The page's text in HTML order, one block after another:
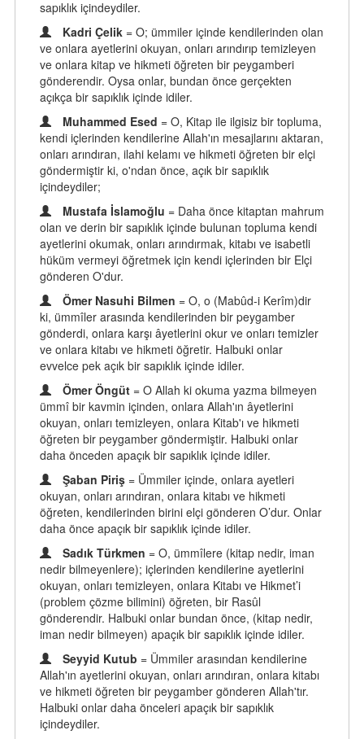
sapıklık içindeydiler.
Kadri Çelik = O; ümmiler içinde kendilerinden olan
ve onlara ayetlerini okuyan, onları arındırıp temizleyen
ve onlara kitap ve hikmeti öğreten bir peygamberi
gönderendir. Oysa onlar, bundan önce gerçekten
açıkça bir sapıklık içinde idiler.
Muhammed Esed = O, Kitap ile ilgisiz bir topluma,
kendi içlerinden kendilerine Allah'ın mesajlarını aktaran,
onları arındıran, ilahi kelamı ve hikmeti öğreten bir elçi
göndermiştir ki, o'ndan önce, açık bir sapıklık
içindeydiler;
Mustafa İslamoğlu = Daha önce kitaptan mahrum
olan ve derin bir sapıklık içinde bulunan topluma kendi
ayetlerini okumak, onları arındırmak, kitabı ve isabetli
hüküm vermeyi öğretmek için kendi içlerinden bir Elçi
gönderen O'dur.
Ömer Nasuhi Bilmen = O, o (Mabûd-i Kerîm)dir
ki, ümmîler arasında kendilerinden bir peygamber
gönderdi, onlara karşı âyetlerini okur ve onları temizler
ve onlara kitabı ve hikmeti öğretir. Halbuki onlar
evvelce pek açık bir sapıklık içinde idiler.
Ömer Öngüt = O Allah ki okuma yazma bilmeyen
ümmî bir kavmin içinden, onlara Allah'ın âyetlerini
okuyan, onları temizleyen, onlara Kitab'ı ve hikmeti
öğreten bir peygamber göndermiştir. Halbuki onlar
daha önceden apaçık bir sapıklık içinde idiler.
Şaban Piriş = Ümmiler içinde, onlara ayetleri
okuyan, onları arındıran, onlara kitabı ve hikmeti
öğreten, kendilerinden birini elçi gönderen O’dur. Onlar
daha önce apaçık bir sapıklık içinde idiler.
Sadık Türkmen = O, ümmîlere (kitap nedir, iman
nedir bilmeyenlere); içlerinden kendilerine ayetlerini
okuyan, onları temizleyen, onlara Kitabı ve Hikmet’i
(problem çözme bilimini) öğreten, bir Rasûl
gönderendir. Halbuki onlar bundan önce, (kitap nedir,
iman nedir bilmeyen) apaçık bir sapıklık içinde idiler.
Seyyid Kutub = Ümmiler arasından kendilerine
Allah'ın ayetlerini okuyan, onları arındıran, onlara kitabı
ve hikmeti öğreten bir peygamber gönderen Allah'tır.
Halbuki onlar daha önceleri apaçık bir sapıklık
içindeydiler.